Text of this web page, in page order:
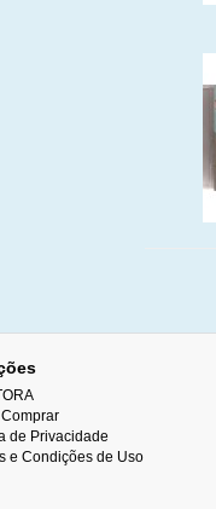
de Privacidade
e Condições de Uso